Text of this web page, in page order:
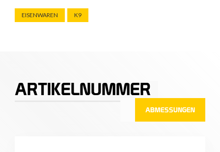
EISENWAREN K9
ARTIKELNUMMER
ABMESSUNGEN